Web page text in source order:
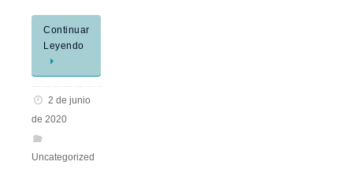
Continuar
Leyendo
2 de junio
de 2020
Uncategorized